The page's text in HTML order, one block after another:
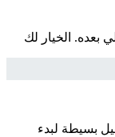
بسيطة لبدء